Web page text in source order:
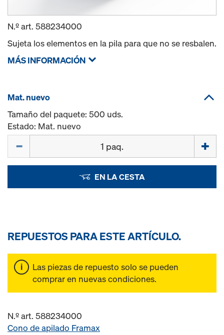
N.º art. 588234000
Sujeta los elementos en la pila para que no se resbalen.
MÁS INFORMACIÓN
Mat. nuevo
Tamaño del paquete: 500 uds.
Estado: Mat. nuevo
EN LA CESTA
REPUESTOS PARA ESTE ARTÍCULO.
Las piezas de repuesto solo se pueden
comprar en nuevas condiciones.
N.º art. 588234000
Cono de apilado Framax